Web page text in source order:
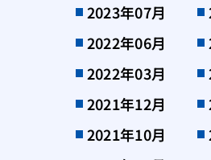
2023年07月
2022年06月
2022年03月
2021年12月
2021年10月